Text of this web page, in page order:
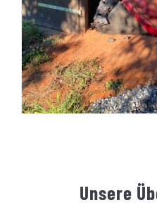
Unsere